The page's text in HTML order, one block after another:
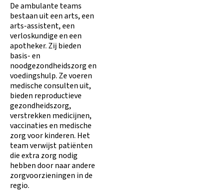
De ambulante teams
bestaan uit een arts, een
arts-assistent, een
verloskundige en een
apotheker. Zij bieden
basis- en
noodgezondheidszorg en
voedingshulp. Ze voeren
medische consulten uit,
bieden reproductieve
gezondheidszorg,
verstrekken medicijnen,
vaccinaties en medische
zorg voor kinderen. Het
team verwijst patiënten
die extra zorg nodig
hebben door naar andere
zorgvoorzieningen in de
regio.